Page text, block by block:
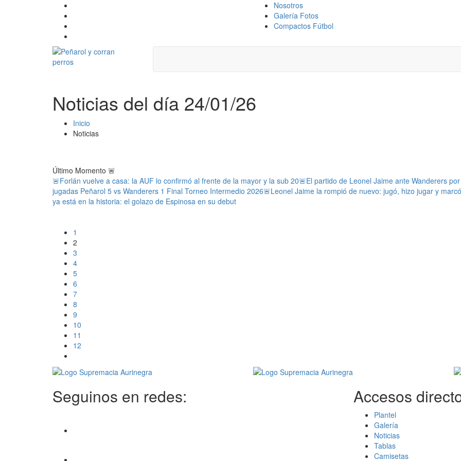
Nosotros
Galería Fotos
Compactos Fútbol
Noticias del día 24/01/26
Inicio
Noticias
Último Momento 🚨
🚨Forlán vuelve a casa: la AUF lo confirmó al frente de la mayor y la sub 20🚨El partido de Leonel Jaime ante Wanderers
jugadas Peñarol 5 vs Wanderers 1 Final Torneo Intermedio 2026🚨Leonel Jaime la rompió de nuevo: jugó, hizo jugar y
ya está en la historia: el golazo de Espinosa en su debut
1
2
3
4
5
6
7
8
9
10
11
12
Seguinos en redes: Accesos
Plantel
Galería
Noticias
Tablas
Camisetas